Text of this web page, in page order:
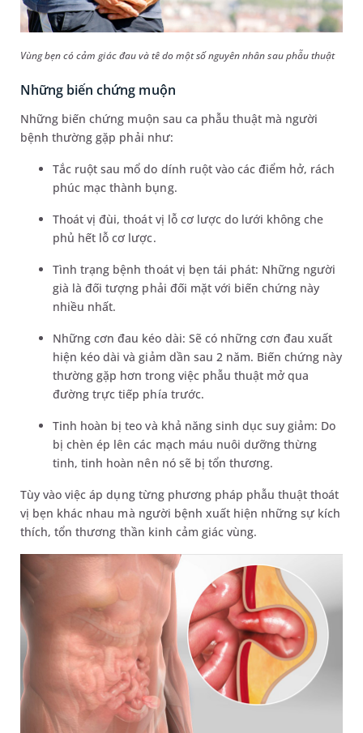
Vùng bẹn có cảm giác đau và tê do một số nguyên nhân sau phẫu thuật
Những biến chứng muộn
Những biến chứng muộn sau ca phẫu thuật mà người
bệnh thường gặp phải như:
Tắc ruột sau mổ do dính ruột vào các điểm hở, rách
phúc mạc thành bụng.
Thoát vị đùi, thoát vị lỗ cơ lược do lưới không che
phủ hết lỗ cơ lược.
Tình trạng bệnh thoát vị bẹn tái phát: Những người
già là đối tượng phải đối mặt với biến chứng này
nhiều nhất.
Những cơn đau kéo dài: Sẽ có những cơn đau xuất
hiện kéo dài và giảm dần sau 2 năm. Biến chứng này
thường gặp hơn trong việc phẫu thuật mở qua
đường trực tiếp phía trước.
Tinh hoàn bị teo và khả năng sinh dục suy giảm: Do
bị chèn ép lên các mạch máu nuôi dưỡng thừng
tinh, tinh hoàn nên nó sẽ bị tổn thương.
Tùy vào việc áp dụng từng phương pháp phẫu thuật thoát
vị bẹn khác nhau mà người bệnh xuất hiện những sự kích
thích, tổn thương thần kinh cảm giác vùng.